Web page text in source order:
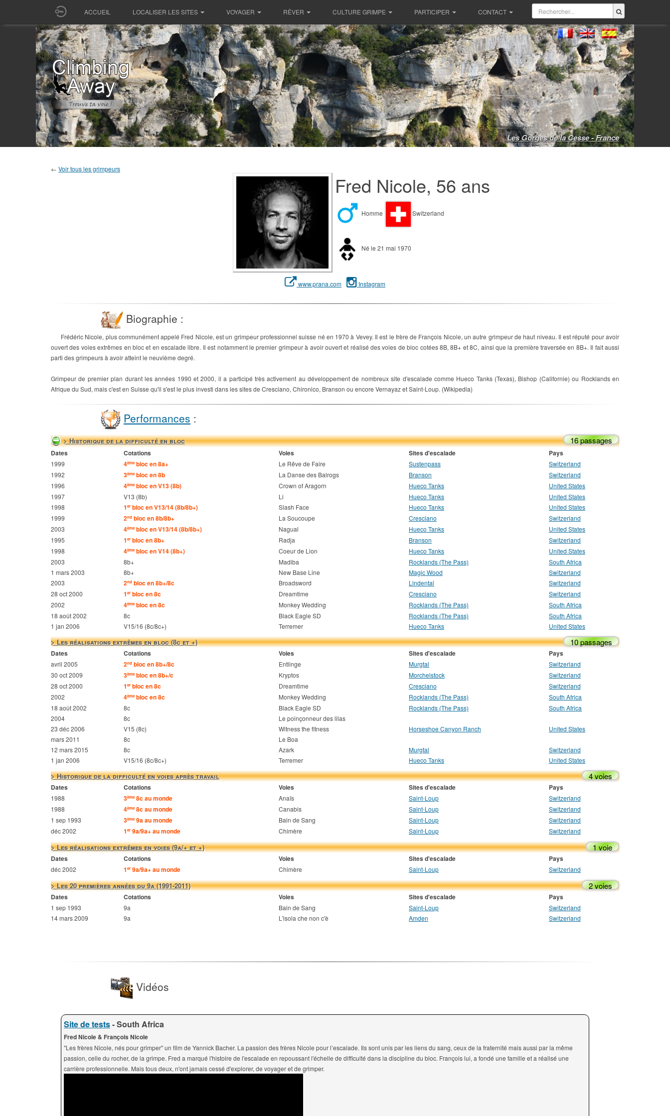
ACCUEIL LOCALISER LES SITES VOYAGER RÊVER CULTURE GRIMPE PARTICIPER CONTACT
Les Gorges de la Cesse - France
← Voir tous les grimpeurs
Fred Nicole, 56 ans
Homme Switzerland
Né le 21 mai 1970
www.prana.com Instagram
Biographie :
Frédéric Nicole, plus communément appelé Fred Nicole, est un grimpeur professionnel suisse né en 1970 à Vevey. Il est le frère de François Nicole, un autre grimpeur de haut niveau. Il est réputé pour avoir
ouvert des voies extrêmes en bloc et en escalade libre. Il est notamment le premier grimpeur à avoir ouvert et réalisé des voies de bloc cotées 8B, 8B+ et 8C, ainsi que la première traversée en 8B+. Il fait aussi
parti des grimpeurs à avoir atteint le neuvième degré.
Grimpeur de premier plan durant les années 1990 et 2000, il a participé très activement au développement de nombreux site d'escalade comme Hueco Tanks (Texas), Bishop (Californie) ou Rocklands en
Afrique du Sud, mais c'est en Suisse qu'il s'est le plus investi dans les sites de Cresciano, Chironico, Branson ou encore Vernayaz et Saint-Loup. (Wikipedia)
Performances :
> Historique de la difficulté en bloc 16 passages
Dates Cotations Voies Sites d'escalade Pays
1999 4èmebloc en 8a+ Le Rêve de Faire Sustenpass
Switzerland
1992
3èmebloc en 8b La Danse des Balrogs Branson
Switzerland
1996
4èmebloc en V13 (8b) Crown of Aragorn Hueco Tanks
United States
1997
V13 (8b) Li Hueco Tanks
United States
1998
1er bloc en V13/14 (8b/8b+) Slash Face Hueco Tanks
United States
1999
2nd bloc en 8b/8b+ La Soucoupe Cresciano
Switzerland
2003
4èmebloc en V13/14 (8b/8b+) Nagual Hueco Tanks
United States
1995
1er bloc en 8b+ Radja Branson
Switzerland
1998
4èmebloc en V14 (8b+) Coeur de Lion Hueco Tanks
United States
2003
8b+ Madiba Rocklands (The Pass)
South Africa
1 mars 2003
8b+ New Base Line Magic Wood
Switzerland
2003
2nd bloc en 8b+/8c Broadsword Lindental
Switzerland
28 oct 2000
1er bloc en 8c Dreamtime Cresciano
Switzerland
2002
4èmebloc en 8c Monkey Wedding Rocklands (The Pass)
South Africa
18 août 2002
8c Black Eagle SD Rocklands (The Pass)
South Africa
1 jan 2006
V15/16 (8c/8c+) Terremer Hueco Tanks United States
> Les réalisations extrêmes en bloc (8c et +) 10 passages
Dates Cotations Voies Sites d'escalade Pays
avril 2005 2nd bloc en 8b+/8c Entlinge Murgtal
Switzerland
30 oct 2009
3èmebloc en 8b+/c Kryptos Morchelstock
Switzerland
28 oct 2000
1er bloc en 8c Dreamtime Cresciano
Switzerland
2002
4èmebloc en 8c Monkey Wedding Rocklands (The Pass)
South Africa
18 août 2002
8c Black Eagle SD Rocklands (The Pass)
South Africa
2004
8c
Le poinçonneur des lilas
23 déc 2006
V15 (8c) Witness the fitness Horseshoe Canyon Ranch
United States
mars 2011
8c
Le Boa
12 mars 2015
8c Azark Murgtal
Switzerland
1 jan 2006
V15/16 (8c/8c+) Terremer Hueco Tanks United States
> Historique de la difficulté en voies après travail 4 voies
Dates Cotations Voies Sites d'escalade Pays
1988 3ème8c au monde Anaïs Saint-Loup
Switzerland
1988
4ème8c au monde Canabis Saint-Loup
Switzerland
1 sep 1993
3ème9a au monde Bain de Sang Saint-Loup
Switzerland
déc 2002
1er 9a/9a+ au monde Chimère Saint-Loup Switzerland
> Les réalisations extrêmes en voies (9a/+ et +) 1 voie
Dates Cotations Voies Sites d'escalade Pays
déc 2002 1er 9a/9a+ au monde Chimère Saint-Loup Switzerland
> Les 20 premières années du 9a (1991-2011) 2 voies
Dates Cotations Voies Sites d'escalade Pays
1 sep 1993 9a Bain de Sang Saint-Loup
Switzerland
14 mars 2009
9a L'isola che non c'è Amden Switzerland
Vidéos
Site de tests- South Africa
Fred Nicole & François Nicole
"Les frères Nicole, nés pour grimper" un film de Yannick Bacher. La passion des frères Nicole pour l’escalade. Ils sont unis par les liens du sang, ceux de la fraternité mais aussi par la même
passion, celle du rocher, de la grimpe. Fred a marqué l'histoire de l'escalade en repoussant l'échelle de difficulté dans la discipline du bloc. François lui, a fondé une famille et a réalisé une
carrière professionnelle. Mais tous deux, n'ont jamais cessé d'explorer, de voyager et de grimper.